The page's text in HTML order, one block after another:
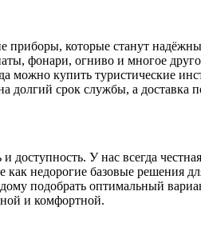
приборы, которые станут
фонари, огниво и многое
можно купить туристические
долгий срок службы, а
У нас всегда
недорогие базовые решения
подобрать оптимальный
и комфортной.